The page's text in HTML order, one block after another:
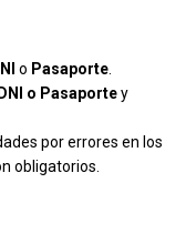
o Pasaporte.
o Pasaportey
por errores en los
obligatorios.